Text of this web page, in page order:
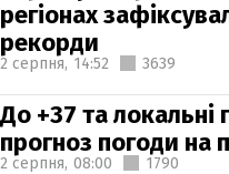
регіонах
рекорди
2 серпня, 14:52 3639
До +37 та локальні
прогноз погоди на
2 серпня, 08:00 1790